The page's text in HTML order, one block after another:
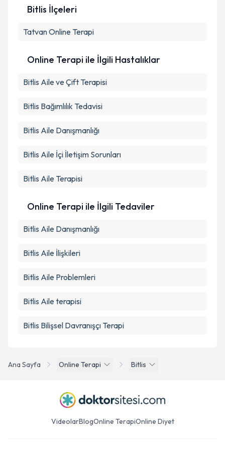
Metni'ni okudum ve kişisel verilerimin belirtilen
Ana Sayfa Online Terapi Bitlis
Bitlis İlçeleri
TatvanOnline Terapi
Online Terapi ile İlgili Hastalıklar
Bitlis Aile ve Çift Terapisi
Bitlis Bağımlılık Tedavisi
Bitlis Aile Danışmanlığı
Bitlis Aile İçi İletişim Sorunları
Bitlis Aile Terapisi
Online Terapi ile İlgili Tedaviler
Bitlis Aile Danışmanlığı
Bitlis Aile İlişkileri
Bitlis Aile Problemleri
Bitlis Aile terapisi
Bitlis Bilişsel Davranışçı Terapi
VideolarBlogOnline TerapiOnline Diyet